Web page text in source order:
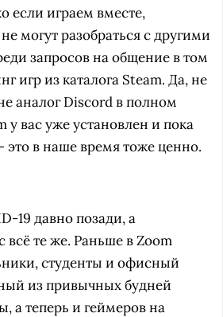
если играем вместе,
могут разобраться с другими
запросов на общение в том
игр из каталога Steam. Да, не
аналог Discord в полном
у вас уже установлен и пока
это в наше время тоже ценно.
19 давно позади, а
всё те же. Раньше в Zoom
студенты и офисный
из привычных будней
а теперь и геймеров на